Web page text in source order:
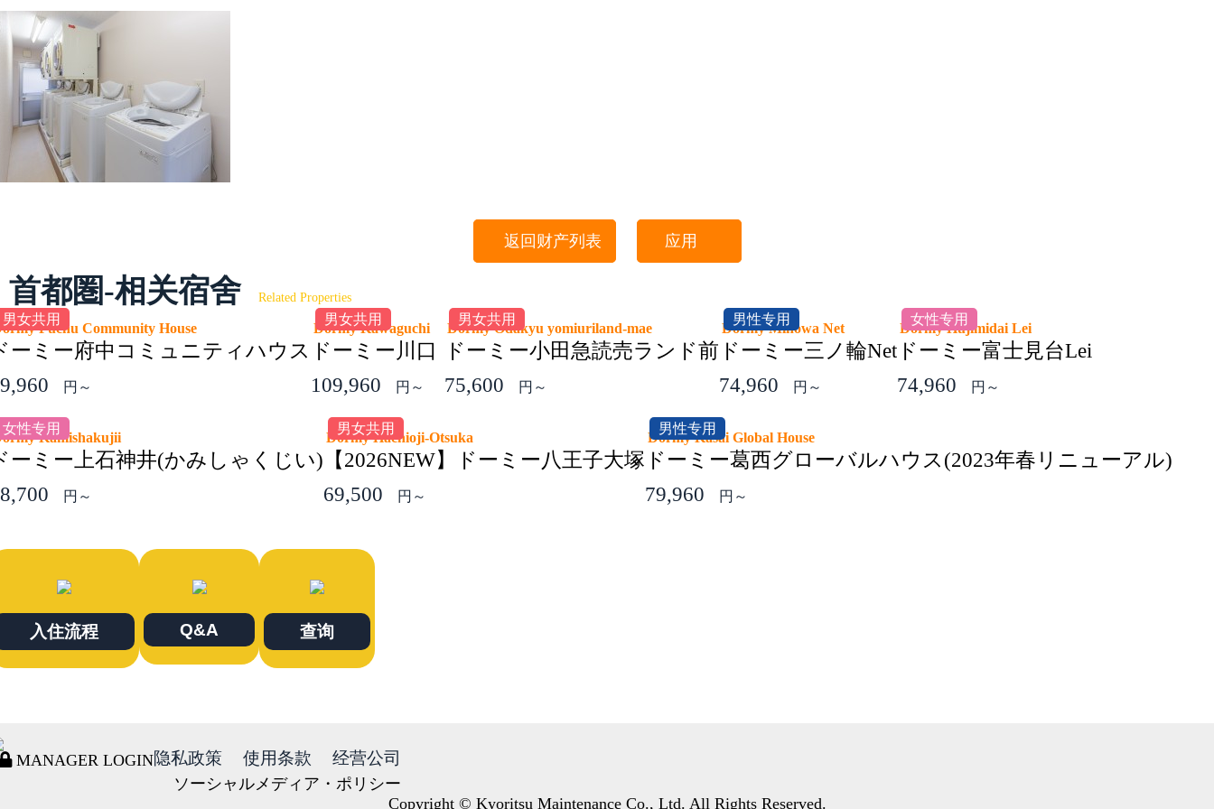
返回财产列表 应用
首都圏-相关宿舍 Related Properties
男女共用
Fuchu Community House
ーミー府中コミュニティハウス
円～
男女共用
Dormy Kawaguchi
ドーミー川口
109,960
円～
男女共用
Dormy Odakyu yomiuriland-mae
ドーミー小田急読売ランド前
75,600
円～
男性专用
Dormy Minowa Net
ドーミー三ノ輪Net
74,960
円～
女性专用
Dormy Hujimidai Lei
ドーミー富士見台Lei
74,960
円～
女性专用
Kamishakujii
ーミー上石神井(かみしゃくじい)
円～
男女共用
Dormy Hachioji-Otsuka
【2026NEW】ドーミー八王子大塚
69,500
円～
男性专用
Dormy Kasai Global House
ドーミー葛西グローバルハウス(2023年春リニューアル)
79,960
円～
入住流程 Q&A 查询
MANAGER LOGIN隐私政策 使用条款 经营公司
ソーシャルメディア・ポリシー
Copyright © Kyoritsu Maintenance Co., Ltd. All Rights Reserved.